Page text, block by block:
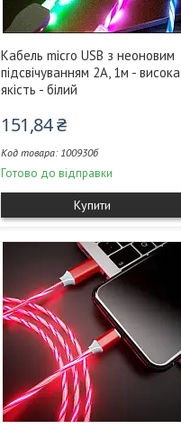
Кабель micro USB з неоновим
підсвічуванням 2А, 1м - висока
якість - білий
151,84 ₴
100930б
Готово до відправки
Купити